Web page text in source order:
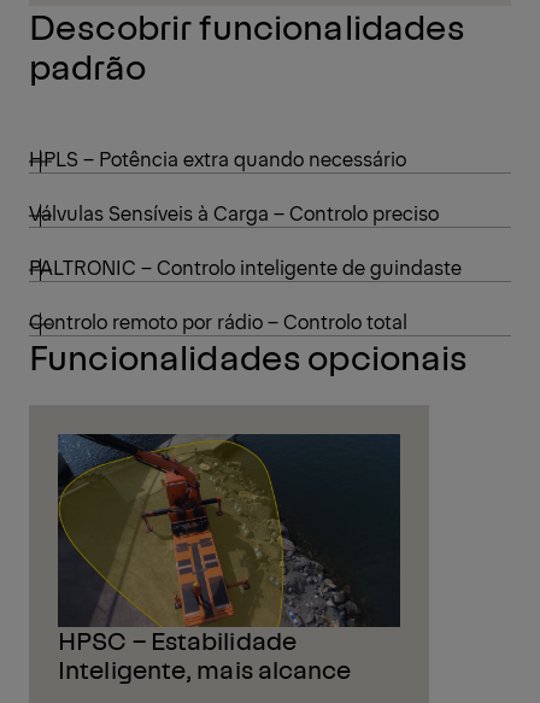
Descobrir funcionalidades
padrão
HPLS – Potência extra quando necessário
Válvulas Sensíveis à Carga – Controlo preciso
PALTRONIC – Controlo inteligente de guindaste
Controlo remoto por rádio – Controlo total
Funcionalidades opcionais
HPSC – Estabilidade
Inteligente, mais alcance